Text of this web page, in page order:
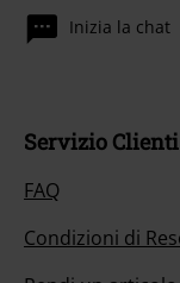
Inizia la chat
Servizio Clienti
FAQ
Condizioni di